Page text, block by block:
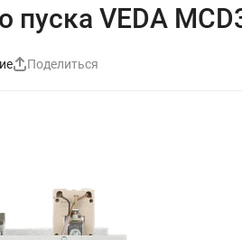
пуска VEDA
Поделиться